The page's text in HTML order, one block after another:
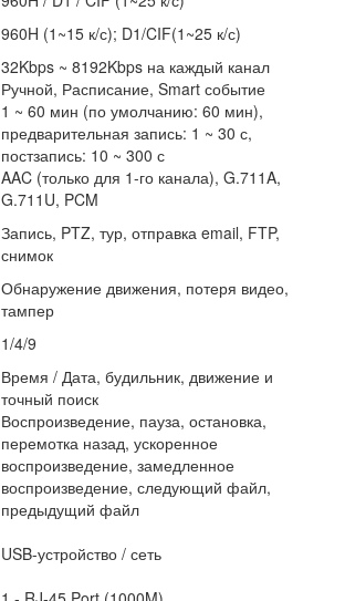
960H (1~15 к/с); D1/CIF(1~25 к/с)
32Kbps ~ 8192Kbps на каждый канал
Ручной, Расписание, Smart событие
1 ~ 60 мин (по умолчанию: 60 мин),
предварительная запись: 1 ~ 30 с,
постзапись: 10 ~ 300 с
AAC (только для 1-го канала), G.711A,
G.711U, PCM
Запись, PTZ, тур, отправка email, FTP,
снимок
Обнаружение движения, потеря видео,
тампер
1/4/9
Время / Дата, будильник, движение и
точный поиск
Воспроизведение, пауза, остановка,
перемотка назад, ускоренное
воспроизведение, замедленное
воспроизведение, следующий файл,
предыдущий файл
USB-устройство / сеть